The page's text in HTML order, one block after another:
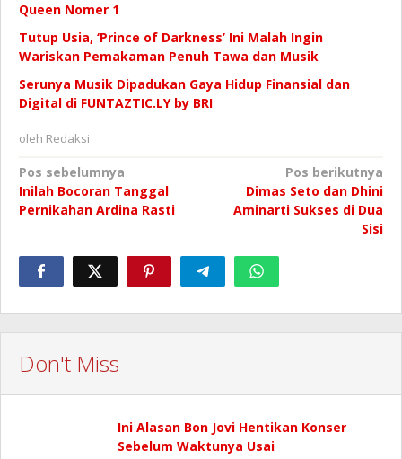
Queen Nomer 1
Tutup Usia, ‘Prince of Darkness’ Ini Malah Ingin
Wariskan Pemakaman Penuh Tawa dan Musik
Serunya Musik Dipadukan Gaya Hidup Finansial dan
Digital di FUNTAZTIC.LY by BRI
oleh Redaksi
Navigasi
pos
Pos sebelumnya
Inilah Bocoran Tanggal
Pernikahan Ardina Rasti
Pos berikutnya
Dimas Seto dan Dhini
Aminarti Sukses di Dua
Sisi
Don't Miss
Ini Alasan Bon Jovi Hentikan Konser
Sebelum Waktunya Usai